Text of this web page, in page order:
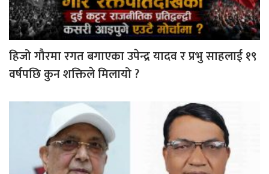
हिजो गौरमा रगत बगाएका उपेन्द्र यादव र प्रभु साहलाई १९
वर्षपछि कुन शक्तिले मिलायो ?